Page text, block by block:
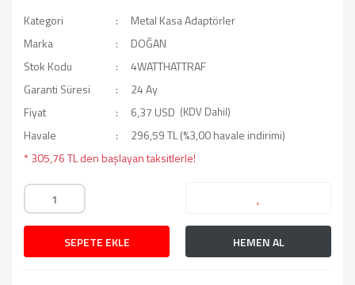
Kategori
Metal Kasa Adaptörler
Marka
DOĞAN
Stok Kodu
4WATTHATTRAF
Garanti Süresi
24 Ay
Fiyat
6,37 USD (KDV Dahil)
Havale
296,59 TL (%3,00 havale indirimi)
* 305,76 TL den başlayan taksitlerle!
SEPETE EKLE HEMEN AL